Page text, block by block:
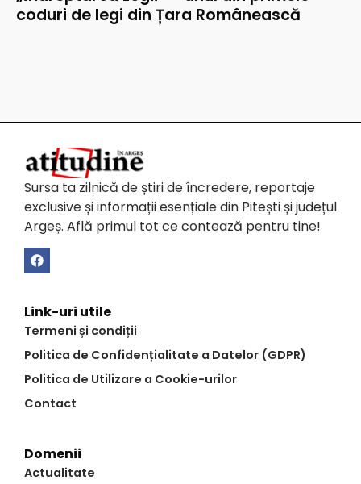
coduri de legi din Țara Românească
Sursa ta zilnică de știri de încredere, reportaje
exclusive și informații esențiale din Pitești și județul
Argeș. Află primul tot ce contează pentru tine!
Link-uri utile
Termeni și condiții
Politica de Confidențialitate a Datelor (GDPR)
Politica de Utilizare a Cookie-urilor
Contact
Domenii
Actualitate